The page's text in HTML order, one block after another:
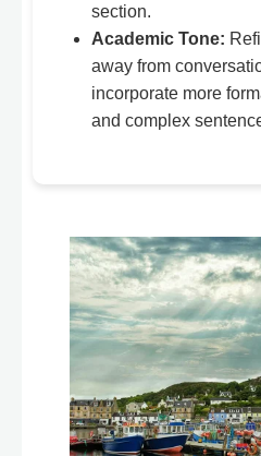
section.
Academic Tone:
away from
incorporate more
and complex